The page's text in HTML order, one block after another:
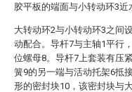
胶平板的端面与小转动环3近
大转动环2与小转动环3之间
动配合。导杆7与主轴1平行
位螺母8。导杆7上套装有压
簧9的另一端与活动托架6抵
形的密封块10，该密封块与